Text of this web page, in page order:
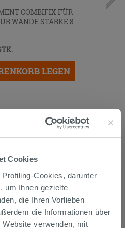
Cookies
Cookies, darunter
um Ihnen gezielte
die Ihren Vorlieben
die Informationen über
verwenden, mit
COMBIFIX FÜR
WÄNDE STÄRKE 8
LEGEN
innerhalb von 15
zum Versand